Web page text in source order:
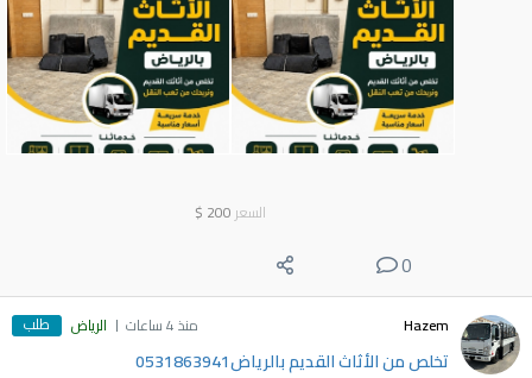
السعر 200
$
0
Hazem منذ 4 ساعات الرياض طلب
تخلص من الأثاث القديم بالرياض0531863941